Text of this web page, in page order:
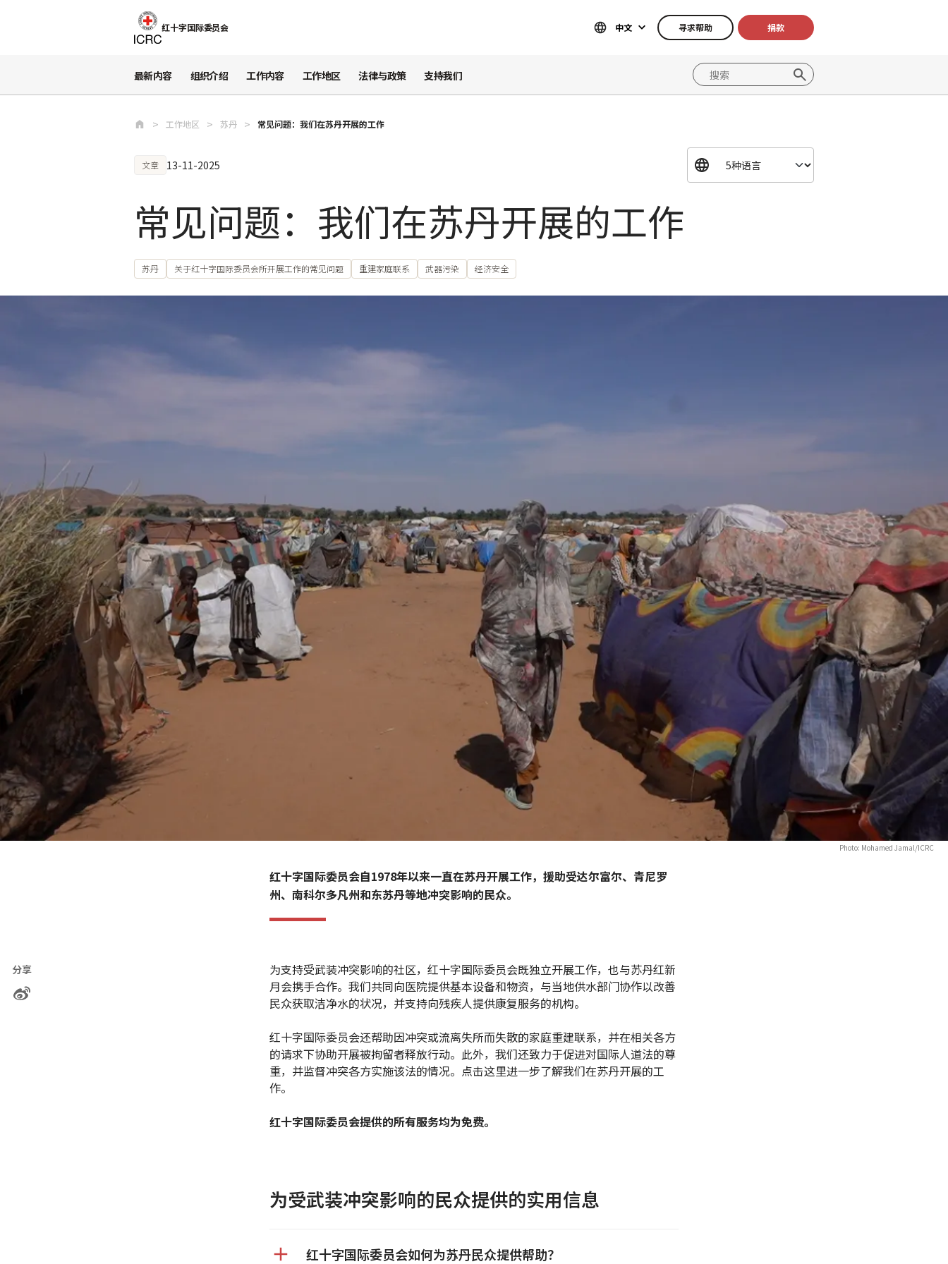
红十字国际委员会 中文 寻求帮助 捐款
最新内容 组织介绍 工作内容 工作地区 法律与政策 支持我们
工作地区 苏丹 常见问题：我们在苏丹开展的工作
文章 13-11-2025
常见问题：我们在苏丹开展的工作
苏丹 关于红十字国际委员会所开展工作的常见问题 重建家庭联系 武器污染 经济安全
Photo: Mohamed Jamal/ICRC
红十字国际委员会自1978年以来一直在苏丹开展工作，援助受达尔富尔、青尼罗
州、南科尔多凡州和东苏丹等地冲突影响的民众。
分享
为支持受武装冲突影响的社区，红十字国际委员会既独立开展工作，也与苏丹红新
月会携手合作。我们共同向医院提供基本设备和物资，与当地供水部门协作以改善
民众获取洁净水的状况，并支持向残疾人提供康复服务的机构。
红十字国际委员会还帮助因冲突或流离失所而失散的家庭重建联系，并在相关各方
的请求下协助开展被拘留者释放行动。此外，我们还致力于促进对国际人道法的尊
重，并监督冲突各方实施该法的情况。点击这里进一步了解我们在苏丹开展的工
作。
红十字国际委员会提供的所有服务均为免费。
为受武装冲突影响的民众提供的实用信息
红十字国际委员会如何为苏丹民众提供帮助？